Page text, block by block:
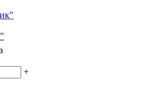
+